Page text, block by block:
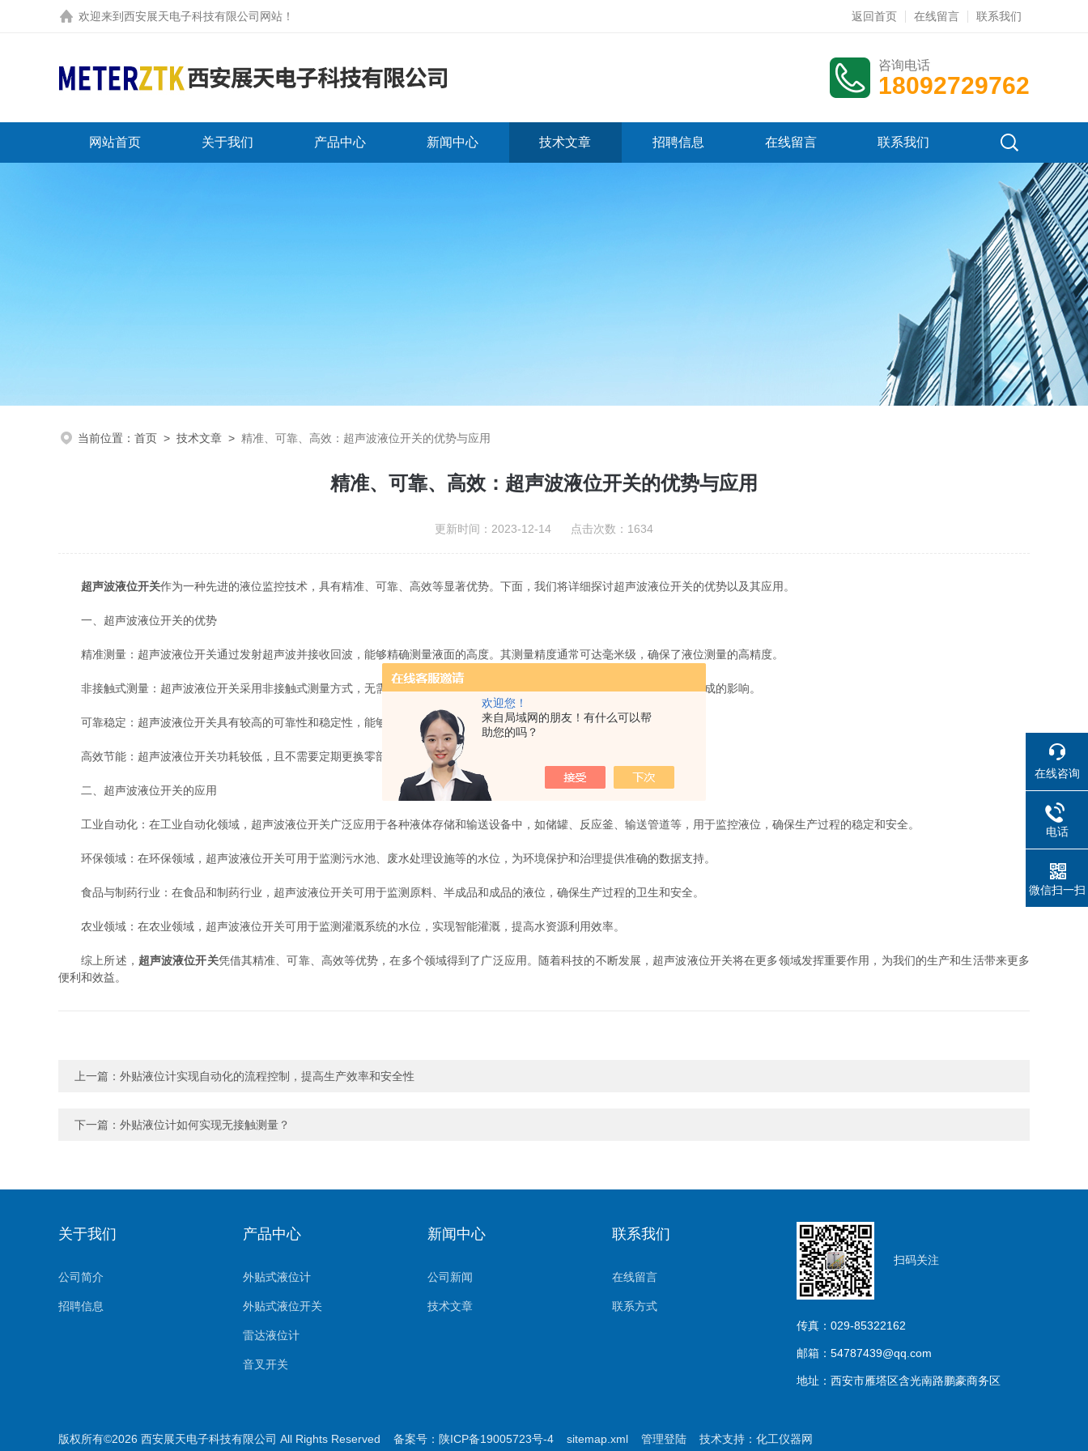
欢迎您！
来自局域网的朋友！有什么可以帮
助您的吗？
欢迎来到 西安展天电子科技有限公司网站 ！ 返回首页 在线留言 联系我们
咨询电话
18092729762
网站首页 关于我们 产品中心 新闻中心 技术文章 招聘信息 在线留言 联系我们
当前位置： 首页 > 技术文章 > 精准、可靠、高效：超声波液位开关的优势与应用
精准、可靠、高效：超声波液位开关的优势与应用
更新时间：2023-12-14 点击次数：1634
超声波液位开关作为一种先进的液位监控技术，具有精准、可靠、高效等显著优势。下面，我们将详细探讨超声波液位开关的优势以及其应用。
一、超声波液位开关的优势
精准测量：超声波液位开关通过发射超声波并接收回波，能够精确测量液面的高度。其测量精度通常可达毫米级，确保了液位测量的高精度。
非接触式测量：超声波液位开关采用非接触式测量方式，无需与液体直接接触，从而避免了因液体腐蚀、污染等问题对设备造成的影响。
可靠稳定：超声波液位开关具有较高的可靠性和稳定性，能够在各种恶劣环境下正常工作，如高温、高压、腐蚀性液体等。
高效节能：超声波液位开关功耗较低，且不需要定期更换零部件，大大降低了运营成本。
二、超声波液位开关的应用
工业自动化：在工业自动化领域，超声波液位开关广泛应用于各种液体存储和输送设备中，如储罐、反应釜、输送管道等，用于监控液位，确保生产过程的稳定和安全。
环保领域：在环保领域，超声波液位开关可用于监测污水池、废水处理设施等的水位，为环境保护和治理提供准确的数据支持。
食品与制药行业：在食品和制药行业，超声波液位开关可用于监测原料、半成品和成品的液位，确保生产过程的卫生和安全。
农业领域：在农业领域，超声波液位开关可用于监测灌溉系统的水位，实现智能灌溉，提高水资源利用效率。
综上所述， 超声波液位开关凭借其精准、可靠、高效等优势，在多个领域得到了广泛应用。随着科技的不断发展，超声波液位开关将在更多领域发挥重要作用，为我们的生产和生活带来更多
便利和效益。
上一篇： 外贴液位计实现自动化的流程控制，提高生产效率和安全性
下一篇： 外贴液位计如何实现无接触测量？
关于我们
公司简介
招聘信息
产品中心
外贴式液位计
外贴式液位开关
雷达液位计
音叉开关
新闻中心
公司新闻
技术文章
联系我们
在线留言
联系方式
扫码关注
传真：029-85322162
邮箱：54787439@qq.com
地址：西安市雁塔区含光南路鹏豪商务区
版权所有©2026 西安展天电子科技有限公司 All Rights Reserved 备案号：陕ICP备19005723号-4 sitemap.xml 管理登陆 技术支持： 化工仪器网
在线咨询
电话
微信扫一扫